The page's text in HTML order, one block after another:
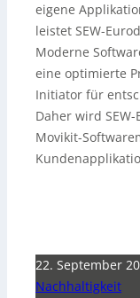
eigene
leistet SEW-
Moderne
eine optimierte
Initiator für
Daher wird
Movikit-
22. September
Nachhaltigkeit